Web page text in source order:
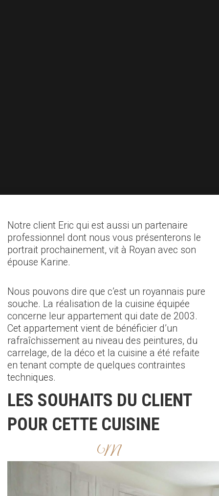
Notre client Eric qui est aussi un partenaire
professionnel dont nous vous présenterons le
portrait prochainement, vit à Royan avec son
épouse Karine.
Nous pouvons dire que c’est un royannais pure
souche. La réalisation de la cuisine équipée
concerne leur appartement qui date de 2003.
Cet appartement vient de bénéficier d’un
rafraîchissement au niveau des peintures, du
carrelage, de la déco et la cuisine a été refaite
en tenant compte de quelques contraintes
techniques.
LES SOUHAITS DU CLIENT
POUR CETTE CUISINE